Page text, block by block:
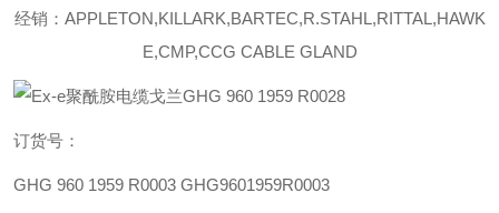
经销：APPLETON,KILLARK,BARTEC,R.STAHL,RITTAL,HAWK
E,CMP,CCG CABLE GLAND
订货号：
GHG 960 1959 R0003 GHG9601959R0003